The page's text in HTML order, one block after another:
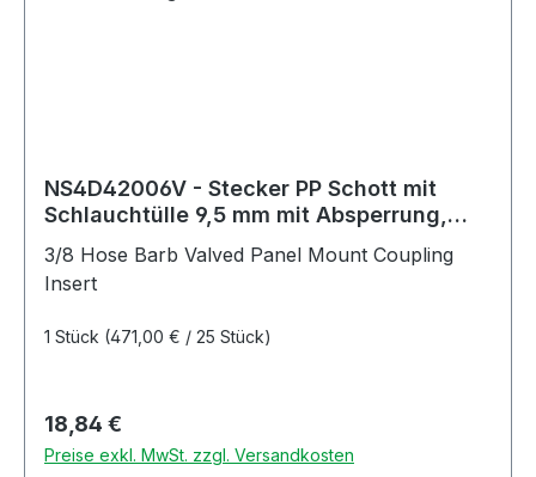
NS4D42006V - Stecker PP Schott mit
Schlauchtülle 9,5 mm mit Absperrung,
3/8 Hose Barb Valved Panel Mount Coupling
Insert
1 Stück (471,00 € / 25 Stück)
Regulärer Preis:
18,84 €
Preise exkl. MwSt. zzgl. Versandkosten